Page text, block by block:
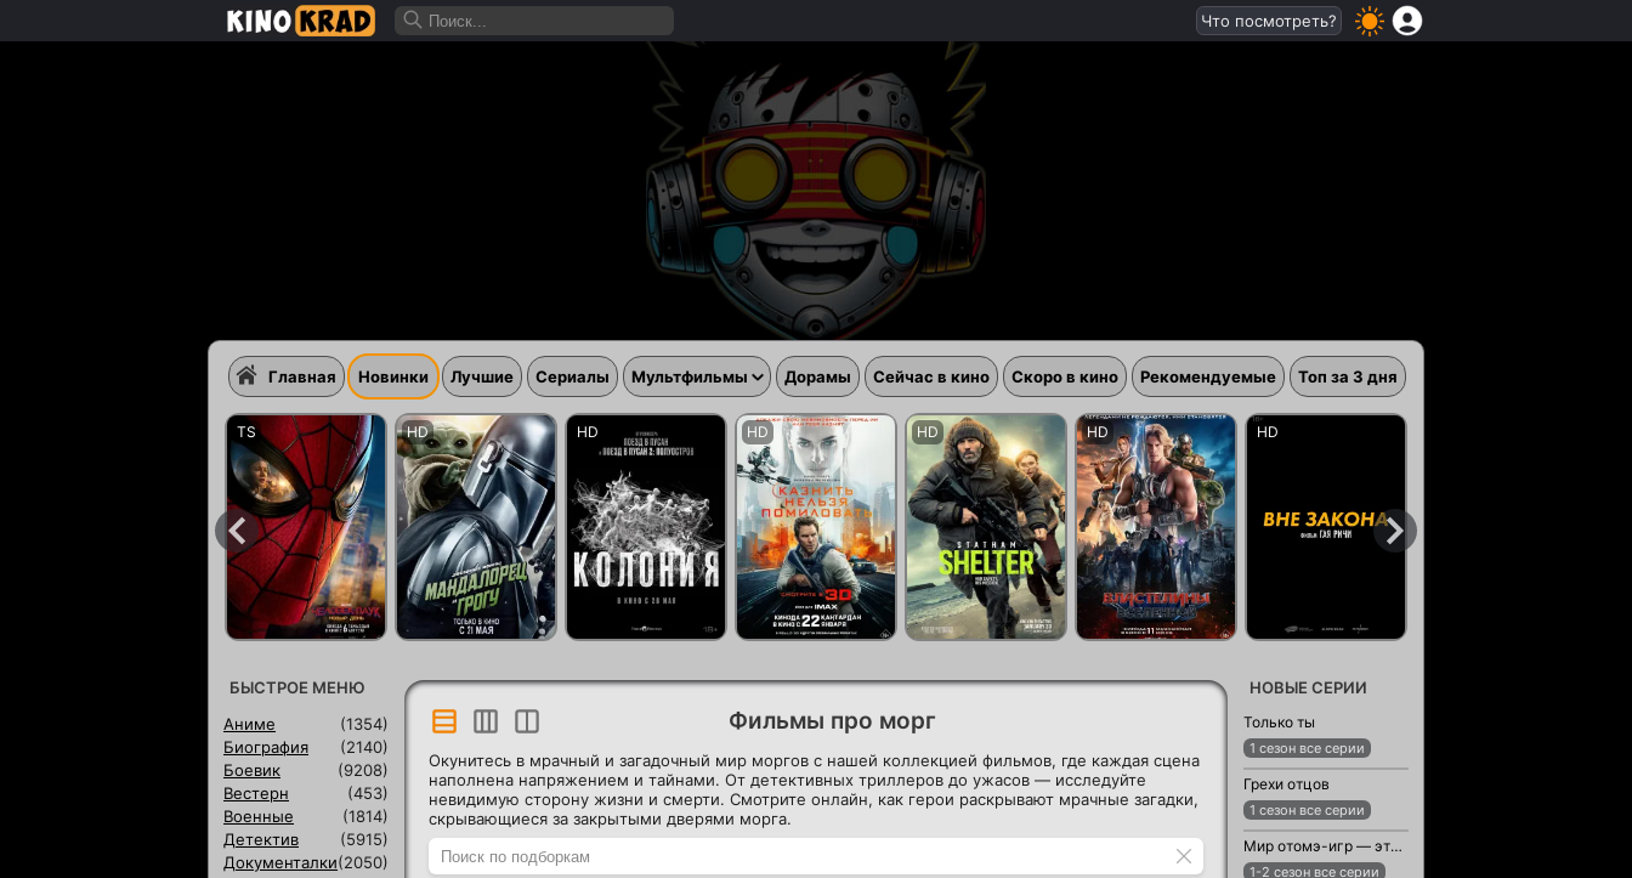
Фильмы про морг
Окунитесь в мрачный и загадочный мир моргов с нашей коллекцией фильмов, где каждая сцена
наполнена напряжением и тайнами. От детективных триллеров до ужасов — исследуйте
невидимую сторону жизни и смерти. Смотрите онлайн, как герои раскрывают мрачные загадки,
скрывающиеся за закрытыми дверями морга.
БЫСТРОЕ МЕНЮ
Аниме
(1354)
Биография
(2140)
Боевик
(9208)
Вестерн
(453)
Военные
(1814)
Детектив
(5915)
Документалки(2050)
НОВЫЕ СЕРИИ
Только ты
1 сезон все серии
Грехи отцов
1 сезон все серии
Мир отомэ-игр — это тяжёлый мир для мобов
1-2 сезон все серии
Главная Новинки Лучшие Сериалы Мультфильмы Дорамы Сейчас в кино Скоро в кино Рекомендуемые Топ за 3 дня
Что посмотреть?